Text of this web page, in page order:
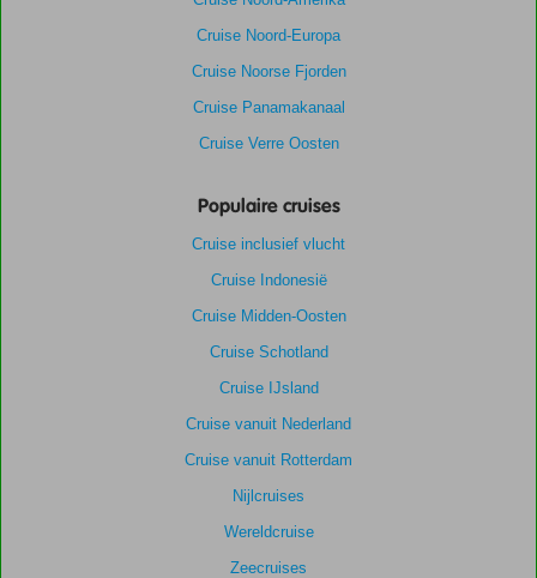
Cruise Noord-Europa
Cruise Noorse Fjorden
Cruise Panamakanaal
Cruise Verre Oosten
Populaire cruises
Cruise inclusief vlucht
Cruise Indonesië
Cruise Midden-Oosten
Cruise Schotland
Cruise IJsland
Cruise vanuit Nederland
Cruise vanuit Rotterdam
Nijlcruises
Wereldcruise
Zeecruises